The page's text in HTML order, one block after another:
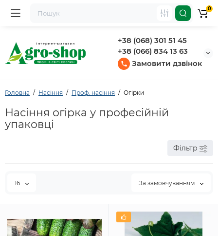
+38 (068) 301 51 45
+38 (066) 834 13 63
Замовити дзвінок
0
Головна Насіння Проф. насіння Огірки
Насіння огірка у професійній
упаковці
Фільтр
16 За замовчуванням